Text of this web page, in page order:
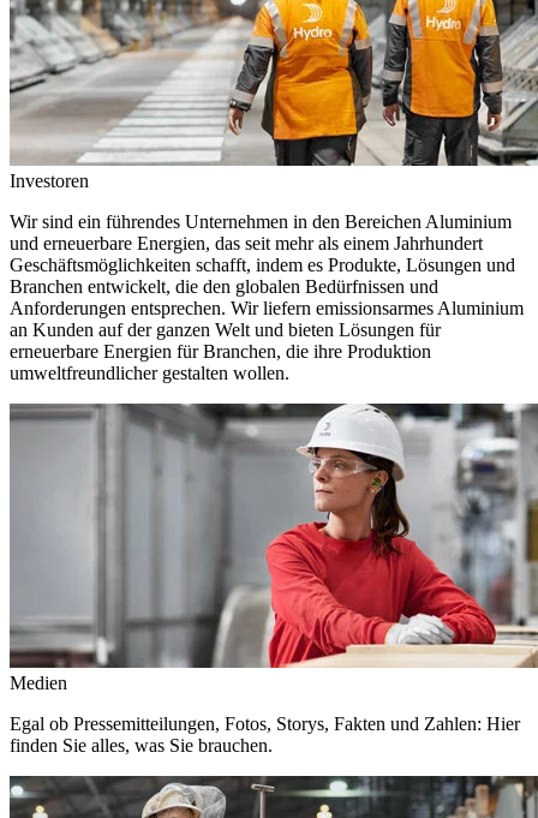
Investoren
Wir sind ein führendes Unternehmen in den Bereichen Aluminium
und erneuerbare Energien, das seit mehr als einem Jahrhundert
Geschäftsmöglichkeiten schafft, indem es Produkte, Lösungen und
Branchen entwickelt, die den globalen Bedürfnissen und
Anforderungen entsprechen. Wir liefern emissionsarmes Aluminium
an Kunden auf der ganzen Welt und bieten Lösungen für
erneuerbare Energien für Branchen, die ihre Produktion
umweltfreundlicher gestalten wollen.
Medien
Egal ob Pressemitteilungen, Fotos, Storys, Fakten und Zahlen: Hier
finden Sie alles, was Sie brauchen.